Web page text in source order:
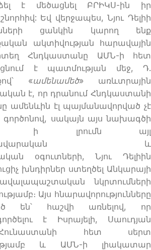
է մեծացնել ԲՐԻԿՍ-ին իր
Եվ վերջապես, Նյու Դելիի
ցանկին կարող ենք
ակտիվության հարավային
որտեղ Հնդկաստանը ԱՄՆ-ի հետ
է պատմության մեջ, Դ.
«ամենամեծ» առևտրային
է, որ դրանում Հնդկաստանի
ամենևին էլ պայմանավորված չէ
գործոնով, սակայն այս նախագծի
ի լրումն այլ
և
օգուտների, Նյու Դելիին
խնդիրներ ստեղծել Անկարայի
նկրտումների
Այս հնարավորությունները
են՝ հաշվի առնելով, որ
է Իսրայելի, Սաուդյան
հետ սերտ
և ԱՄՆ-ի լիակատար